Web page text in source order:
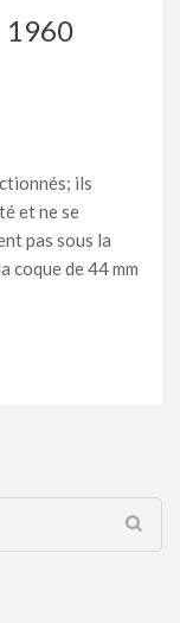
1960
ils
et ne se
pas sous la
coque de 44 mm